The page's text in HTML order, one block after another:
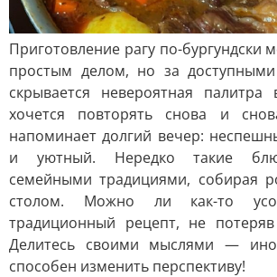
Приготовление рагу по-бургундски
простым делом, но за доступными
скрывается невероятная палитра
хочется повторять снова и
напоминает долгий вечер:
и уютный. Нередко такие
семейными традициями, собирая
столом. Можно ли как-то
традиционный рецепт, не потеряв
Делитесь своими мыслями —
способен изменить перспективу!